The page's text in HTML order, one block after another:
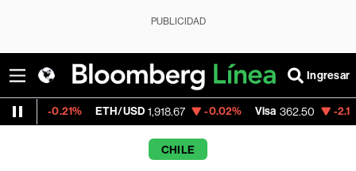
PUBLICIDAD
Ingresar
ETH/USD 1,918.67 -0.02% Visa 362.50 -2.15%
CHILE